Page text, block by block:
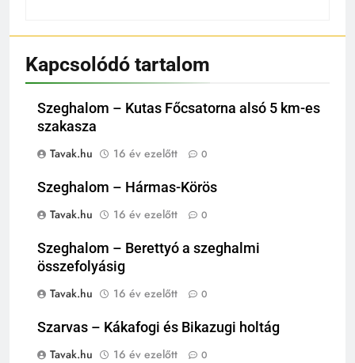
Kapcsolódó tartalom
Szeghalom – Kutas Főcsatorna alsó 5 km-es
szakasza
Tavak.hu
16 év ezelőtt 0
Szeghalom – Hármas-Körös
Tavak.hu
16 év ezelőtt 0
Szeghalom – Berettyó a szeghalmi
összefolyásig
Tavak.hu
16 év ezelőtt 0
Szarvas – Kákafogi és Bikazugi holtág
Tavak.hu
16 év ezelőtt 0